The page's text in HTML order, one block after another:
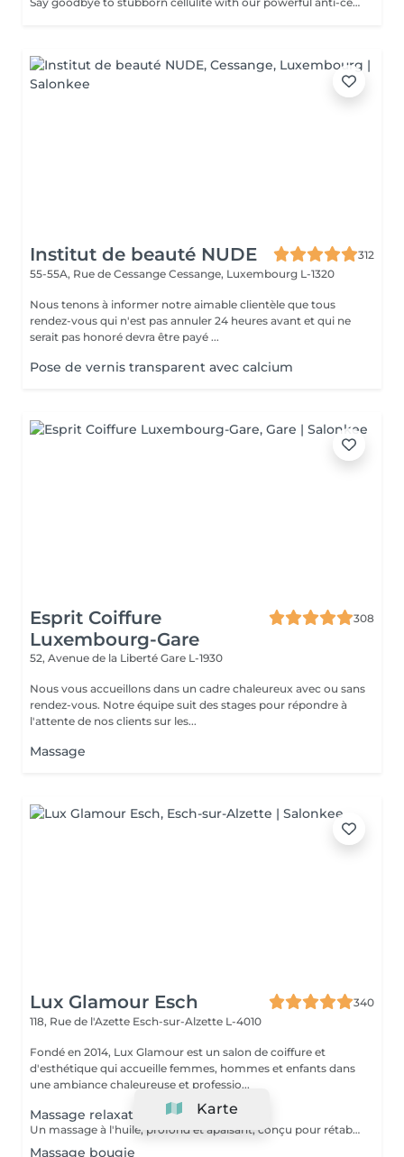
Institut de beauté NUDE
312
55-55A, Rue de Cessange Cessange, Luxembourg L-1320
Nous tenons à informer notre aimable clientèle que tous
rendez-vous qui n'est pas annuler 24 heures avant et qui ne
serait pas honoré devra être payé ...
Pose de vernis transparent avec calcium
Esprit Coiffure
Luxembourg-Gare
308
52, Avenue de la Liberté Gare L-1930
Nous vous accueillons dans un cadre chaleureux avec ou sans
rendez-vous. Notre équipe suit des stages pour répondre à
l'attente de nos clients sur les...
Massage
Lux Glamour Esch
340
118, Rue de l'Azette Esch-sur-Alzette L-4010
Fondé en 2014, Lux Glamour est un salon de coiffure et
d'esthétique qui accueille femmes, hommes et enfants dans
une ambiance chaleureuse et professio...
Massage relaxation
Un massage à l'huile, profond et apaisant, conçu pour rétablir l'équilibre entre le corps et l'esprit. Il aide à réduire l'anxiété, soulager les tensions et les douleurs musculaires, tout en procurant une profonde sensation de bien-être. Un véritable moment de lâcher-prise pour retrouver calme, sérénité et énergie intérieure.
Massage bougie
Karte